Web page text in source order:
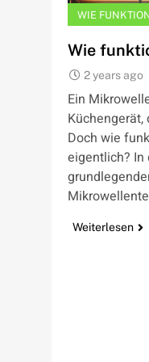
WIE
Wie
2 years ago
Ein
Doch wie
eigentlich? In
Weiterlesen